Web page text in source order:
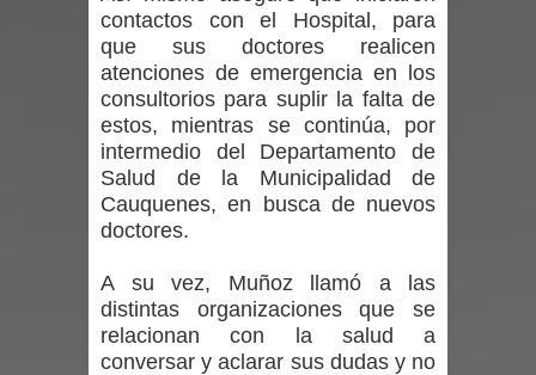
ministra de Salud por dejar fuera a
Linares: “No dará la cara”
Seremi de Desarrollo Social y Familia
mantiene despliegue para apoyar a
emergencia.
Del anime al K-pop: especialistas U.
contactos con el Hospital, para
que sus doctores realicen
atenciones de emergencia en los
consultorios para suplir la falta de
estos, mientras se continúa, por
intermedio del Departamento de
Salud de la Municipalidad de
Cauquenes, en busca de nuevos
doctores.
A su vez, Muñoz llamó a las
distintas organizaciones que se
relacionan con la salud a
conversar y aclarar sus dudas y no